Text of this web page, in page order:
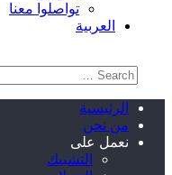
تواصلوا معنا
العربية
الرئيسية
من نحن
نعمل على
التشبيك